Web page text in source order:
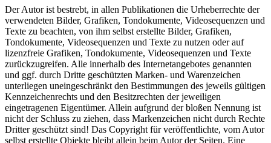
Der Autor ist bestrebt, in allen Publikationen die Urheberrechte der
verwendeten Bilder, Grafiken, Tondokumente, Videosequenzen und
Texte zu beachten, von ihm selbst erstellte Bilder, Grafiken,
Tondokumente, Videosequenzen und Texte zu nutzen oder auf
lizenzfreie Grafiken, Tondokumente, Videosequenzen und Texte
zurückzugreifen. Alle innerhalb des Internetangebotes genannten
und ggf. durch Dritte geschützten Marken- und Warenzeichen
unterliegen uneingeschränkt den Bestimmungen des jeweils gültigen
Kennzeichenrechts und den Besitzrechten der jeweiligen
eingetragenen Eigentümer. Allein aufgrund der bloßen Nennung ist
nicht der Schluss zu ziehen, dass Markenzeichen nicht durch Rechte
Dritter geschützt sind! Das Copyright für veröffentlichte, vom Autor
selbst erstellte Objekte bleibt allein beim Autor der Seiten. Eine